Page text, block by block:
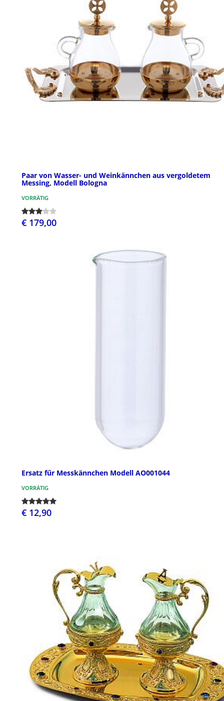
Paar von Wasser- und Weinkännchen aus vergoldetem
Messing, Modell Bologna
VORRÄTIG
€ 179,00
Ersatz fűr Messkännchen Modell AO001044
VORRÄTIG
€ 12,90